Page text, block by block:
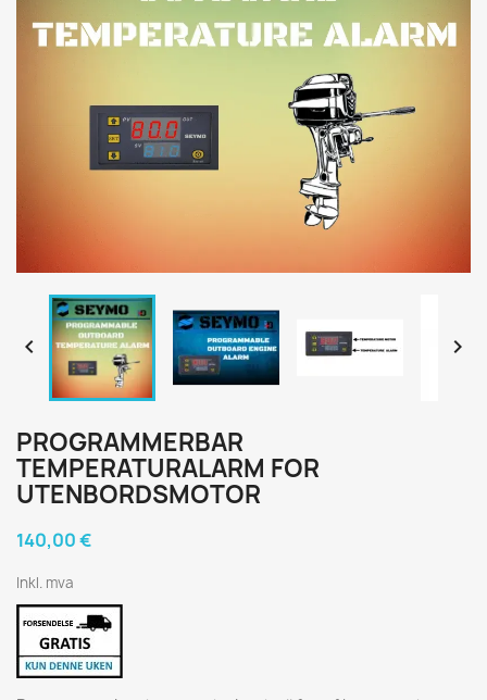
 
PROGRAMMERBAR
TEMPERATURALARM FOR
UTENBORDSMOTOR
140,00 €
Inkl. mva